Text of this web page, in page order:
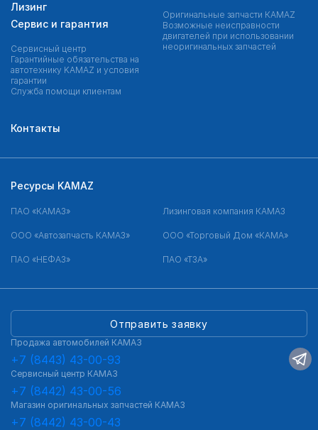
Лизинг
Сервис и гарантия
Сервисный центр
Гарантийные обязательства на
автотехнику KAMAZ и условия
гарантии
Служба помощи клиентам
Оригинальные запчасти КAMAZ
Возможные неисправности
двигателей при использовании
неоригинальных запчастей
Контакты
Отправить заявку
Продажа автомобилей КАМАЗ
+7 (8443) 43-00-93
Сервисный центр КАМАЗ
+7 (8442) 43-00-56
Магазин оригинальных запчастей КАМАЗ
+7 (8442) 43-00-43
Ресурсы KAMAZ
ПАО «КАМАЗ» Лизинговая компания КАМАЗ
ООО «Автозапчасть КАМАЗ» ООО «Торговый Дом «КАМА»
ПАО «НЕФАЗ» ПАО «ТЗА»